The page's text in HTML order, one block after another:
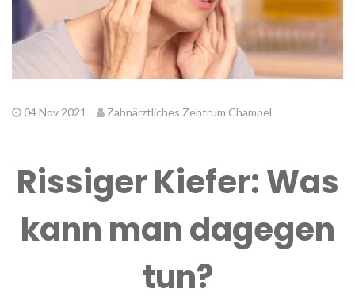
04 Nov 2021 Zahnärztliches Zentrum Champel
Rissiger Kiefer: Was
kann man dagegen
tun?